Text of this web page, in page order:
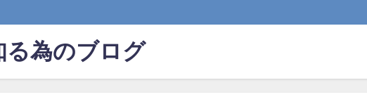
る為のブログ